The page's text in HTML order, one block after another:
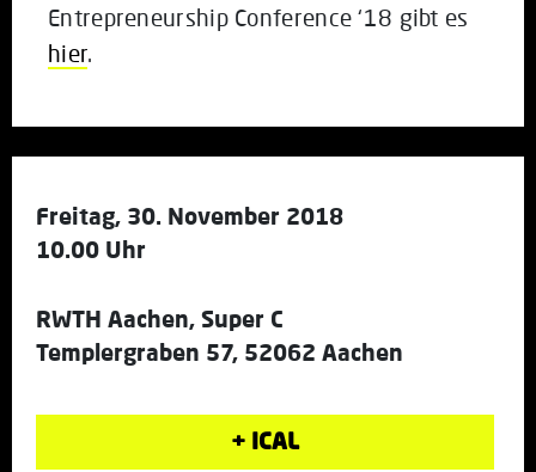
Entrepreneurship Conference ‘18 gibt es
hier.
Freitag, 30. November 2018
10.00 Uhr
RWTH Aachen, Super C
Templergraben 57, 52062 Aachen
+ ICAL